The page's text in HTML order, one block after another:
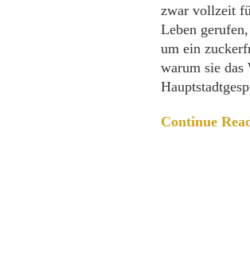
zwar vollzeit
Leben
um ein
warum sie das
Continue